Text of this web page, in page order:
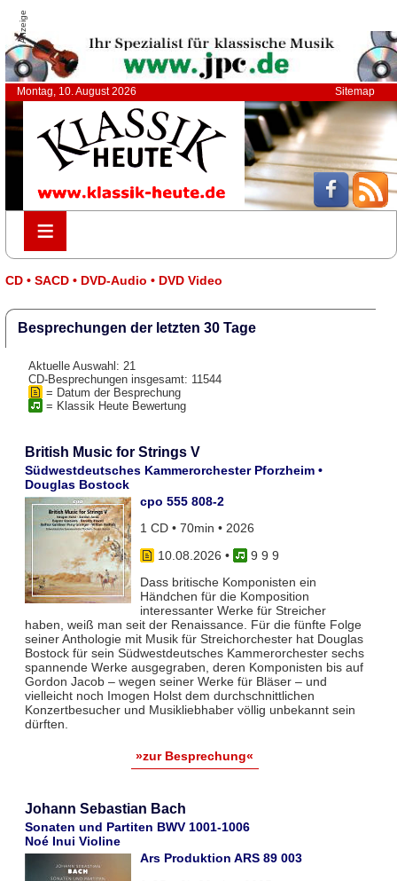
Anzeige
Montag, 10. August 2026 Sitemap
≡
≡
CD • SACD • DVD-Audio • DVD Video
Besprechungen der letzten 30 Tage
Aktuelle Auswahl: 21
CD-Besprechungen insgesamt: 11544
= Datum der Besprechung
= Klassik Heute Bewertung
British Music for Strings V
Südwestdeutsches Kammerorchester Pforzheim •
Douglas Bostock
cpo 555 808-2
1 CD • 70min • 2026
10.08.2026 •
9 9 9
Dass britische Komponisten ein
Händchen für die Komposition
interessanter Werke für Streicher
haben, weiß man seit der Renaissance. Für die fünfte Folge
seiner Anthologie mit Musik für Streichorchester hat Douglas
Bostock für sein Südwestdeutsches Kammerorchester sechs
spannende Werke ausgegraben, deren Komponisten bis auf
Gordon Jacob – wegen seiner Werke für Bläser – und
vielleicht noch Imogen Holst dem durchschnittlichen
Konzertbesucher und Musikliebhaber völlig unbekannt sein
dürften.
»zur Besprechung«
Johann Sebastian Bach
Sonaten und Partiten BWV 1001-1006
Noé Inui Violine
Ars Produktion ARS 89 003